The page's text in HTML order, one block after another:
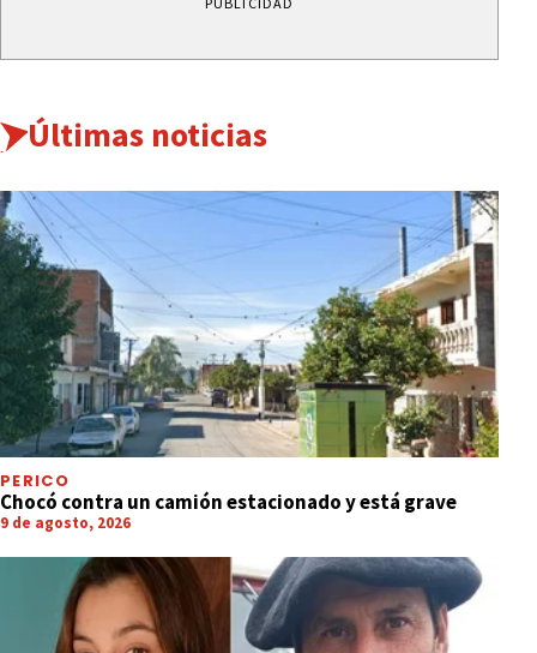
Últimas noticias
PERICO
Chocó contra un camión estacionado y está grave
9 de agosto, 2026